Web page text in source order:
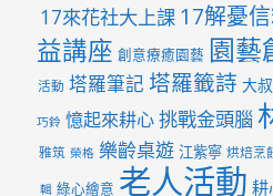
17來花社大上課 17解憂
益講座 創意療癒園藝 園藝
活動 塔羅筆記 塔羅籤詩 大
巧鈴 憶起來耕心挑戰金頭腦
雅筑 榮格 樂齡桌遊 江紫寧 烘焙烹
輯 綠心繪意 老人活動 耕